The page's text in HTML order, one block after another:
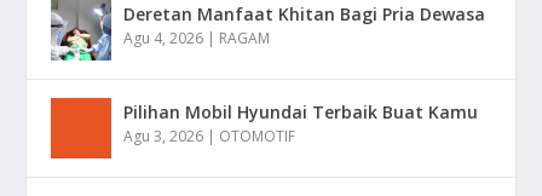
Deretan Manfaat Khitan Bagi Pria Dewasa
Agu 4, 2026 | RAGAM
Pilihan Mobil Hyundai Terbaik Buat Kamu
Agu 3, 2026 | OTOMOTIF